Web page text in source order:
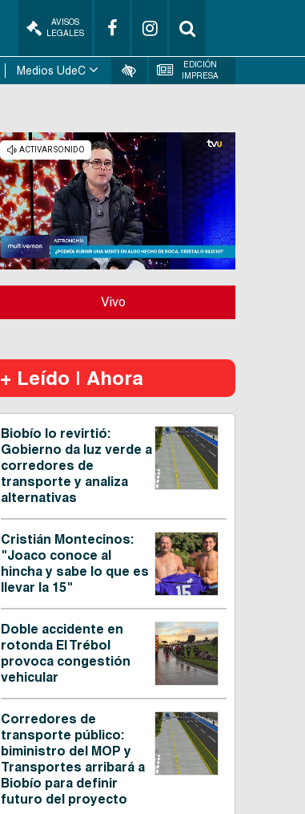
AVISOS
LEGALES
Medios UdeC
EDICIÓN
IMPRESA
Vivo
+ Leído | Ahora
Biobío lo revirtió:
Gobierno da luz verde a
corredores de
transporte y analiza
alternativas
Cristián Montecinos:
"Joaco conoce al
hincha y sabe lo que es
llevar la 15"
Doble accidente en
rotonda El Trébol
provoca congestión
vehicular
Corredores de
transporte público:
biministro del MOP y
Transportes arribará a
Biobío para definir
futuro del proyecto